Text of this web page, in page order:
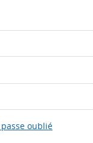
oublié